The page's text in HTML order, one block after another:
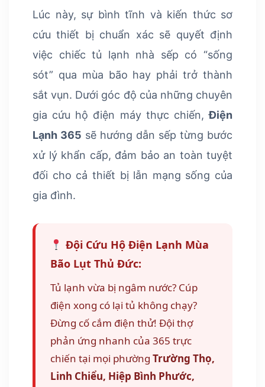
Lúc này, sự bình tĩnh và kiến thức sơ
cứu thiết bị chuẩn xác sẽ quyết định
việc chiếc tủ lạnh nhà sếp có “sống
sót” qua mùa bão hay phải trở thành
sắt vụn. Dưới góc độ của những chuyên
gia cứu hộ điện máy thực chiến,Điện
Lạnh 365 sẽ hướng dẫn sếp từng bước
xử lý khẩn cấp, đảm bảo an toàn tuyệt
đối cho cả thiết bị lẫn mạng sống của
gia đình.
Đội Cứu Hộ Điện Lạnh Mùa
Bão Lụt Thủ Đức:
Tủ lạnh vừa bị ngâm nước? Cúp
điện xong có lại tủ không chạy?
Đừng cố cắm điện thử! Đội thợ
phản ứng nhanh của 365 trực
chiến tại mọi phường Trường Thọ,
Linh Chiểu, Hiệp Bình Phước,